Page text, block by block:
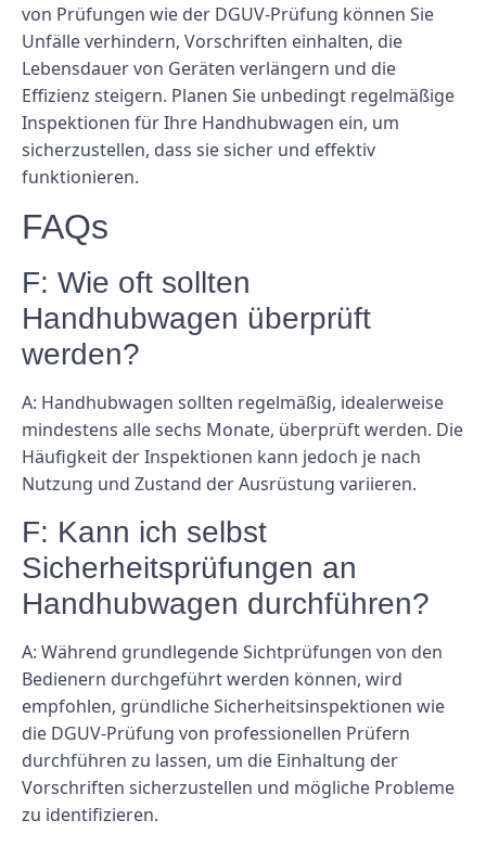
von Prüfungen wie der DGUV-Prüfung können Sie
Unfälle verhindern, Vorschriften einhalten, die
Lebensdauer von Geräten verlängern und die
Effizienz steigern. Planen Sie unbedingt regelmäßige
Inspektionen für Ihre Handhubwagen ein, um
sicherzustellen, dass sie sicher und effektiv
funktionieren.
FAQs
F: Wie oft sollten
Handhubwagen überprüft
werden?
A: Handhubwagen sollten regelmäßig, idealerweise
mindestens alle sechs Monate, überprüft werden. Die
Häufigkeit der Inspektionen kann jedoch je nach
Nutzung und Zustand der Ausrüstung variieren.
F: Kann ich selbst
Sicherheitsprüfungen an
Handhubwagen durchführen?
A: Während grundlegende Sichtprüfungen von den
Bedienern durchgeführt werden können, wird
empfohlen, gründliche Sicherheitsinspektionen wie
die DGUV-Prüfung von professionellen Prüfern
durchführen zu lassen, um die Einhaltung der
Vorschriften sicherzustellen und mögliche Probleme
zu identifizieren.